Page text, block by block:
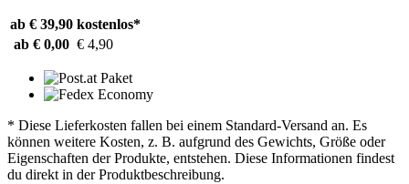
ab € 39,90 kostenlos*
ab € 0,00 € 4,90
* Diese Lieferkosten fallen bei einem Standard-Versand an. Es
können weitere Kosten, z. B. aufgrund des Gewichts, Größe oder
Eigenschaften der Produkte, entstehen. Diese Informationen findest
du direkt in der Produktbeschreibung.